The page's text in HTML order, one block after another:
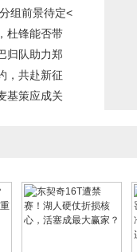
组前景待定<
杜锋能否带
归队助力郑
，共赴新征
基策应成关